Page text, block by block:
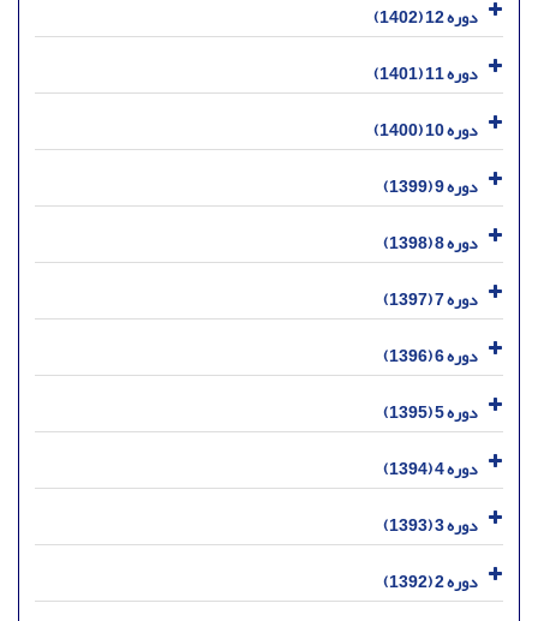
دوره 12 (1402)
دوره 11 (1401)
دوره 10 (1400)
دوره 9 (1399)
دوره 8 (1398)
دوره 7 (1397)
دوره 6 (1396)
دوره 5 (1395)
دوره 4 (1394)
دوره 3 (1393)
دوره 2 (1392)